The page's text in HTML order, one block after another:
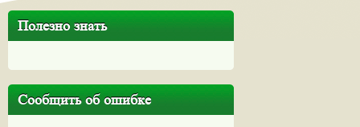
Полезно знать
Сообщить об ошибке